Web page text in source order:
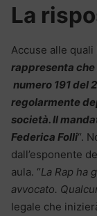
La
Accuse alle quali
rappresenta che
numero 191 del
regolarmente
società. Il
Federica Folli“.
dall’esponente
aula. “La Rap ha
avvocato.
legale che